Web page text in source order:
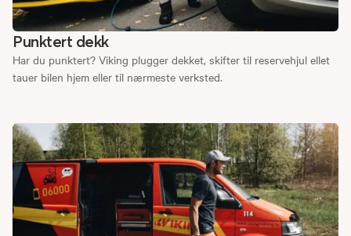
Punktert dekk
Har du punktert? Viking plugger dekket, skifter til reservehjul ellet
tauer bilen hjem eller til nærmeste verksted.